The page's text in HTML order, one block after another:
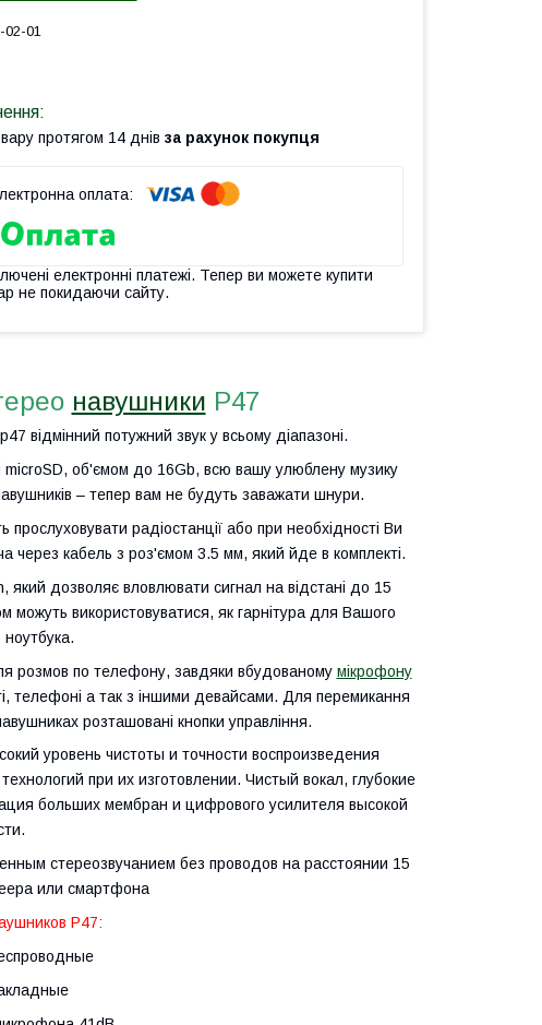
02-01
протягом 14 днів за рахунок покупця
електронні платежі. Тепер ви можете купити
не покидаючи сайту.
навушники P47
відмінний потужний звук у всьому діапазоні.
microSD, об'ємом до 16Gb, всю вашу улюблену музику
– тепер вам не будуть заважати шнури.
прослуховувати радіостанції або при необхідності Ви
через кабель з роз'ємом 3.5 мм, який йде в комплекті.
дозволяє вловлювати сигнал на відстані до 15
можуть використовуватися, як гарнітура для Вашого
розмов по телефону, завдяки вбудованому мікрофону
телефоні а так з іншими девайсами. Для перемикання
розташовані кнопки управління.
уровень чистоты и точности воспроизведения
при их изготовлении. Чистый вокал, глубокие
больших мембран и цифрового усилителя высокой
стереозвучанием без проводов на расстоянии 15
или смартфона
P47: